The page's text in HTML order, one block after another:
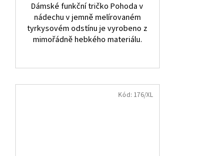
Dámské funkční tričko Pohoda v
nádechu v jemně melírovaném
tyrkysovém odstínu je vyrobeno z
mimořádně hebkého materiálu.
Kód: 176/XL